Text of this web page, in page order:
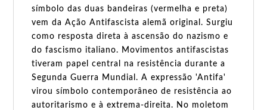
símbolo das duas bandeiras (vermelha e preta)
vem da Ação Antifascista alemã original. Surgiu
como resposta direta à ascensão do nazismo e
do fascismo italiano. Movimentos antifascistas
tiveram papel central na resistência durante a
Segunda Guerra Mundial. A expressão 'Antifa'
virou símbolo contemporâneo de resistência ao
autoritarismo e à extrema-direita. No moletom